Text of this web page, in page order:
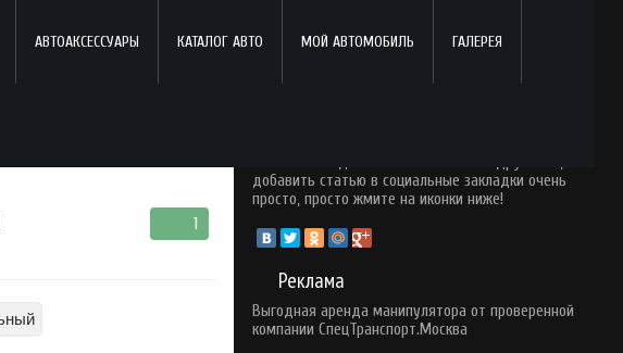
добавить статью в социальные закладки очень
просто, просто жмите на иконки ниже!
Реклама
Выгодная аренда манипулятора от проверенной
компании СпецТранспорт.Москва
АВТОАКСЕССУАРЫ КАТАЛОГ АВТО МОЙ АВТОМОБИЛЬ ГАЛЕРЕЯ
1